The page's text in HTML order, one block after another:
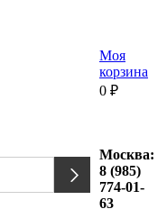
Моя
корзина
0 ₽
Москва:
8 (985)
774-01-
63